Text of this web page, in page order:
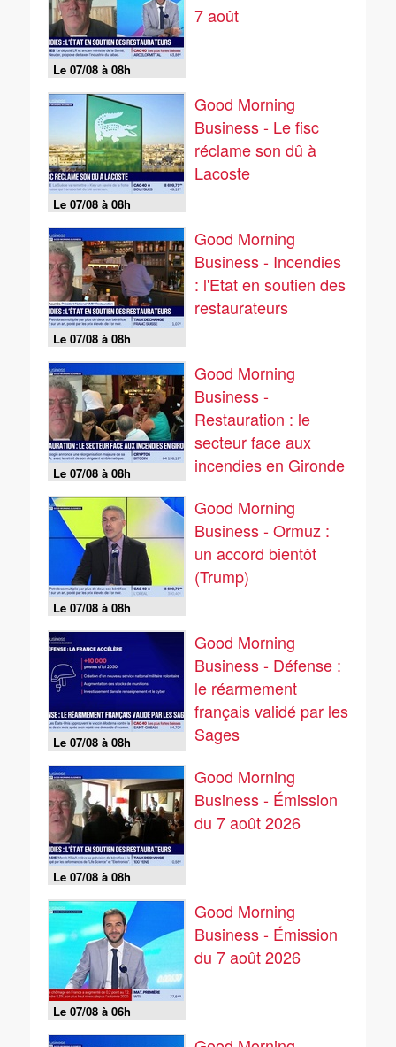
Le 07/08 à 08h
7 août
Le 07/08 à 08h
Good Morning
Business - Le fisc
réclame son dû à
Lacoste
Le 07/08 à 08h
Good Morning
Business - Incendies
: l'Etat en soutien des
restaurateurs
Le 07/08 à 08h
Good Morning
Business -
Restauration : le
secteur face aux
incendies en Gironde
Le 07/08 à 08h
Good Morning
Business - Ormuz :
un accord bientôt
(Trump)
Le 07/08 à 08h
Good Morning
Business - Défense :
le réarmement
français validé par les
Sages
Le 07/08 à 08h
Good Morning
Business - Émission
du 7 août 2026
Le 07/08 à 06h
Good Morning
Business - Émission
du 7 août 2026